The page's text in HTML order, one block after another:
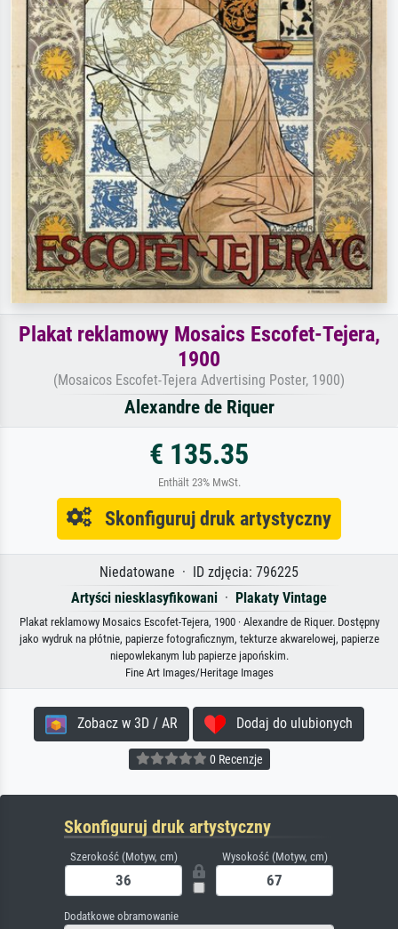
Plakat reklamowy Mosaics Escofet-Tejera,
1900
(Mosaicos Escofet-Tejera Advertising Poster, 1900)
Alexandre de Riquer
€ 135.35
Enthält 23% MwSt.
Skonfiguruj druk artystyczny
Niedatowane · ID zdjęcia: 796225
Artyści niesklasyfikowani · Plakaty Vintage
Plakat reklamowy Mosaics Escofet-Tejera, 1900 · Alexandre de Riquer. Dostępny
jako wydruk na płótnie, papierze fotograficznym, tekturze akwarelowej, papierze
niepowlekanym lub papierze japońskim.
Fine Art Images/Heritage Images
Zobacz w 3D / AR Dodaj do ulubionych
0 Recenzje
Skonfiguruj druk artystyczny
Szerokość (Motyw, cm) Wysokość (Motyw, cm)
Dodatkowe obramowanie